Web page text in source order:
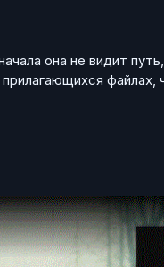
она не видит
файлах,